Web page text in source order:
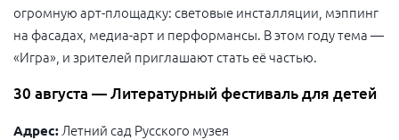
огромную арт-площадку: световые инсталляции, мэппинг
на фасадах, медиа-арт и перформансы. В этом году тема —
«Игра», и зрителей приглашают стать её частью.
30 августа — Литературный фестиваль для детей
Адрес: Летний сад Русского музея